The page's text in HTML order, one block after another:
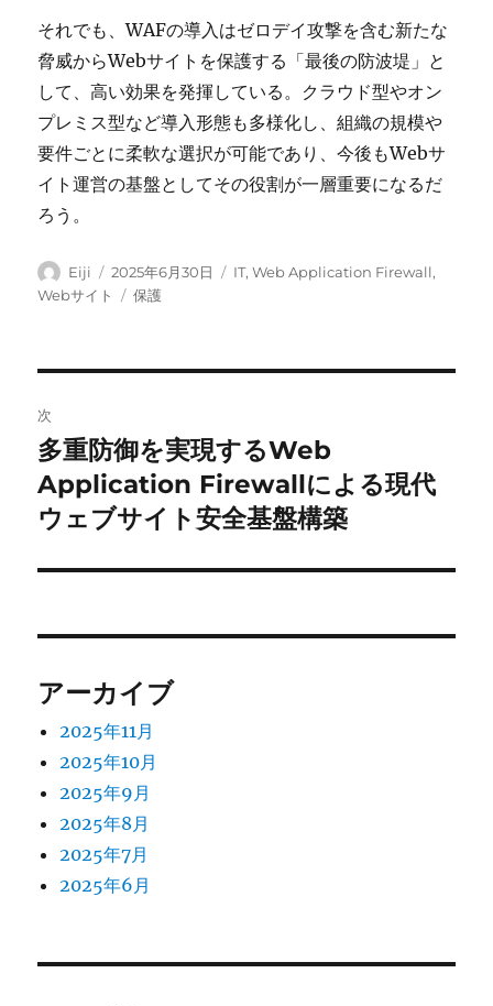
それでも、WAFの導入はゼロデイ攻撃を含む新たな
脅威からWebサイトを保護する「最後の防波堤」と
して、高い効果を発揮している。クラウド型やオン
プレミス型など導入形態も多様化し、組織の規模や
要件ごとに柔軟な選択が可能であり、今後もWebサ
イト運営の基盤としてその役割が一層重要になるだ
ろう。
投
稿
Eiji
投
稿
2025年6月30日
カ
IT,Web Application Firewall,
Webサイト
タ
保護
稿
ナ
ビ
ゲ
ー
ョ
ン
次
次
の
投
多重防御を実現するWeb
Application Firewallによる現代
ウェブサイト安全基盤構築
アーカイブ
2025年11月
2025年10月
2025年9月
2025年8月
2025年7月
2025年6月